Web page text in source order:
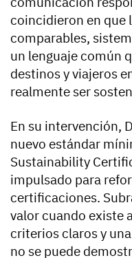
coincidieron en que
comparables,
un lenguaje común
destinos y viajeros
realmente ser
En su intervención,
nuevo estándar
Sustainability
impulsado para
certificaciones.
valor cuando existe
criterios claros y
no se puede